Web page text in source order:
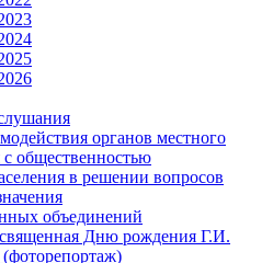
органов местного
с общественностью
в решении вопросов
объединений
Дню рождения Г.И.